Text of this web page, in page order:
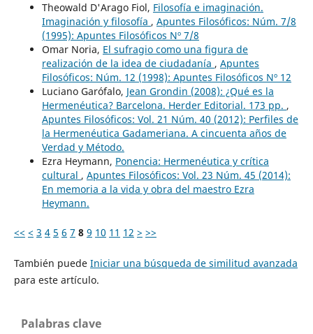
Theowald D'Arago Fiol, Filosofía e imaginación.
Imaginación y filosofía , Apuntes Filosóficos: Núm. 7/8
(1995): Apuntes Filosóficos Nº 7/8
Omar Noria, El sufragio como una figura de
realización de la idea de ciudadanía , Apuntes
Filosóficos: Núm. 12 (1998): Apuntes Filosóficos Nº 12
Luciano Garófalo, Jean Grondin (2008): ¿Qué es la
Hermenéutica? Barcelona. Herder Editorial. 173 pp. ,
Apuntes Filosóficos: Vol. 21 Núm. 40 (2012): Perfiles de
la Hermenéutica Gadameriana. A cincuenta años de
Verdad y Método.
Ezra Heymann, Ponencia: Hermenéutica y crítica
cultural , Apuntes Filosóficos: Vol. 23 Núm. 45 (2014):
En memoria a la vida y obra del maestro Ezra
Heymann.
<< < 3 4 5 6 7 8 9 10 11 12 > >>
También puede Iniciar una búsqueda de similitud avanzada
para este artículo.
Palabras clave